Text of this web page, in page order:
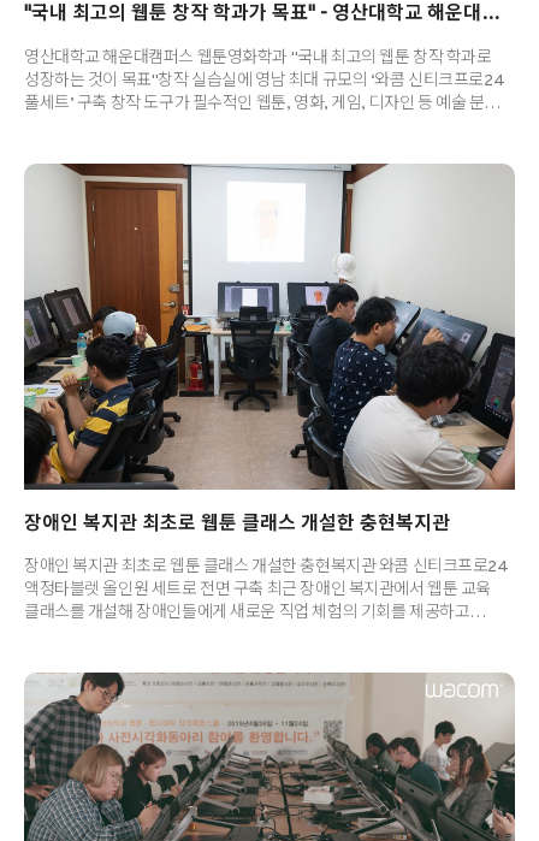
"국내 최고의 웹툰 창작 학과가 목표" - 영산대학교 해운대캠퍼스 웹툰영화학과
영산대학교 해운대캠퍼스 웹툰영화학과 "국내 최고의 웹툰 창작 학과로
성장하는 것이 목표"창작 실습실에 영남 최대 규모의 ‘와콤 신티크프로24
풀세트’ 구축 창작 도구가 필수적인 웹툰, 영화, 게임, 디자인 등 예술 분야는
실습실, 인프라를 중요한 요소 중 하나로 꼽는 경우가 많은데요. 부산에
위치한 영산대학교 해운대캠퍼스의 웹툰영화학과는 지난해 신설된
학과임에도 전국 최고 수준의 창작 인프라를 구축한 것으로 유명합니다.
영산대학교는 웹툰 및 디자인 업계에서 최고 성능을 자랑하는 액정 타블렛
‘와콤 신티크프로24’ 풀 세트 35대를 구축한 데 이어, 올해 두 번째 ..
장애인 복지관 최초로 웹툰 클래스 개설한 충현복지관
장애인 복지관 최초로 웹툰 클래스 개설한 충현복지관 와콤 신티크프로24
액정타블렛 올인원 세트로 전면 구축 최근 장애인 복지관에서 웹툰 교육
클래스를 개설해 장애인들에게 새로운 직업 체험의 기회를 제공하고
아카데미 조성 및 운영’ 사업의 일환으로 청년발달장애인을 위한 웹툰
아카데미를 운영하고 있습니다. 충현복지관은 최근 실제 웹툰 작가들이
가장 많이 쓰는 액정타블렛 모델인 ‘신티크프로24’에 워크스테이션급
모둘형 PC인 ‘신티크프로엔진’을 결합한 모니터 타블렛 컴퓨터에
에르고스탠드까지 풀 세트로 웹툰 교실을 구성했습니다. 충현복지관,
장애인 복지관 최초로 웹툰 아카데미 운영 2..